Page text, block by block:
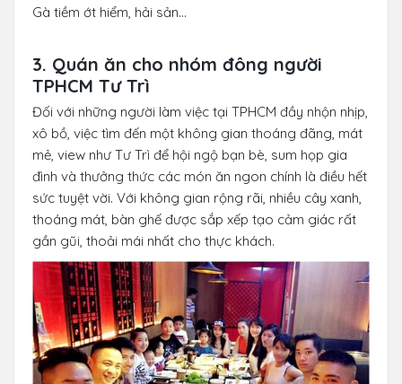
Gà tiềm ớt hiểm, hải sản…
3. Quán ăn cho nhóm đông người
TPHCM Tư Trì
Đối với những người làm việc tại TPHCM đầy nhộn nhịp,
xô bồ, việc tìm đến một không gian thoáng đãng, mát
mẻ, view như Tư Trì để hội ngộ bạn bè, sum họp gia
đình và thưởng thức các món ăn ngon chính là điều hết
sức tuyệt vời. Với không gian rộng rãi, nhiều cây xanh,
thoáng mát, bàn ghế được sắp xếp tạo cảm giác rất
gần gũi, thoải mái nhất cho thực khách.